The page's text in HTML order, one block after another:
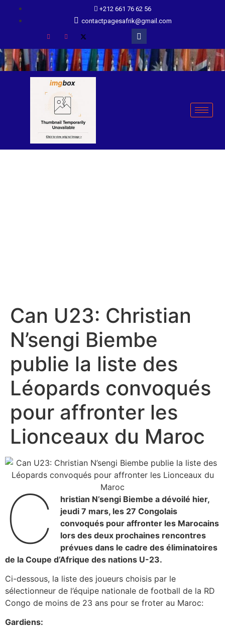
+212 661 76 62 56
contactpagesafrik@gmail.com
Can U23: Christian
N’sengi Biembe
publie la liste des
Léopards convoqués
pour affronter les
Lionceaux du Maroc
C
hristian N’sengi Biembe a dévoilé hier,
jeudi 7 mars, les 27 Congolais
convoqués pour affronter les Marocains
lors des deux prochaines rencontres
prévues dans le cadre des éliminatoires
de la Coupe d’Afrique des nations U-23.
Ci-dessous, la liste des joueurs choisis par le
sélectionneur de l’équipe nationale de football de la RD
Congo de moins de 23 ans pour se froter au Maroc:
Gardiens: